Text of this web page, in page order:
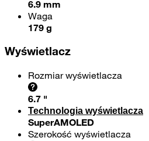
6.9 mm
Waga
179 g
Wyświetlacz
Rozmiar wyświetlacza
6.7 "
Technologia wyświetlacza
SuperAMOLED
Szerokość wyświetlacza